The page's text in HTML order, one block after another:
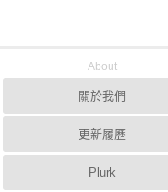
About
關於我們
更新履歷
Plurk